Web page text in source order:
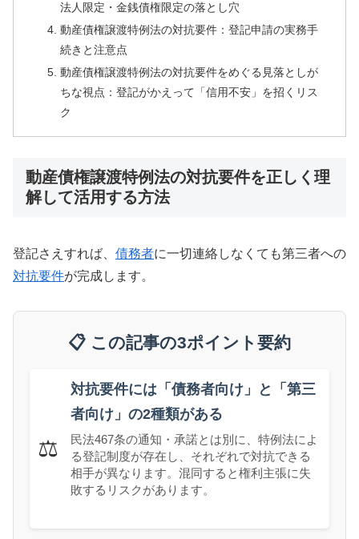
法人限定・金銭債権限定の落とし穴
動産債権譲渡特例法の対抗要件：登記申請の実務手
続きと注意点
動産債権譲渡特例法の対抗要件をめぐる見落としが
ちな視点：登記がかえって「信用不安」を招くリス
ク
動産債権譲渡特例法の対抗要件を正しく理
解して活用する方法
登記さえすれば、 債務者に一切連絡しなくても第三者への
対抗要件が完成します。
📋 この記事の3ポイント要約
⚖️
対抗要件には「債務者向け」と「第三
者向け」の2種類がある
民法467条の通知・承諾とは別に、特例法によ
る登記制度が存在し、それぞれで対抗できる
相手が異なります。混同すると権利主張に失
敗するリスクがあります。